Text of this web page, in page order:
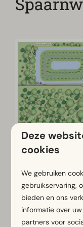
Klik op de
zoomen
Deze
cookies
We gebruiken
gebruikservaring,
bieden en ons
informatie over
partners voor